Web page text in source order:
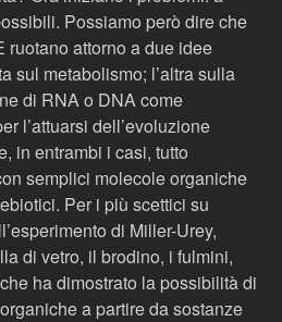
Possiamo però dire che
ruotano attorno a due idee
sul metabolismo; l’altra sulla
di RNA o DNA come
l’attuarsi dell’evoluzione
in entrambi i casi, tutto
semplici molecole organiche
Per i più scettici su
di Miller-Urey,
di vetro, il brodino, i fulmini,
ha dimostrato la possibilità di
a partire da sostanze